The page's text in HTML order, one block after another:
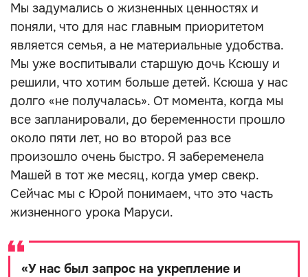
Мы задумались о жизненных ценностях и
поняли, что для нас главным приоритетом
является семья, а не материальные удобства.
Мы уже воспитывали старшую дочь Ксюшу и
решили, что хотим больше детей. Ксюша у нас
долго «не получалась». От момента, когда мы
все запланировали, до беременности прошло
около пяти лет, но во второй раз все
произошло очень быстро. Я забеременела
Машей в тот же месяц, когда умер свекр.
Сейчас мы с Юрой понимаем, что это часть
жизненного урока Маруси.
«У нас был запрос на укрепление и